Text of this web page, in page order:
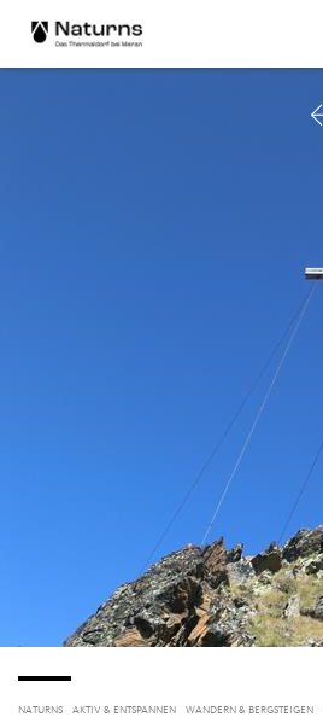
NATURNS AKTIV & ENTSPANNEN WANDERN & BERGSTEIGEN